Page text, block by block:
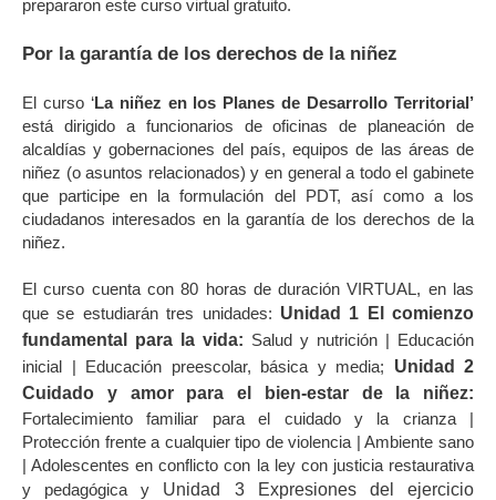
prepararon este curso virtual gratuito.
Por la garantía de los derechos de la niñez
El curso ‘La niñez en los Planes de Desarrollo Territorial’
está dirigido a funcionarios de oficinas de planeación de
alcaldías y gobernaciones del país, equipos de las áreas de
niñez (o asuntos relacionados) y en general a todo el gabinete
que participe en la formulación del PDT, así como a los
ciudadanos interesados en la garantía de los derechos de la
niñez.
El curso cuenta con 80 horas de duración VIRTUAL, en las
que se estudiarán tres unidades: Unidad 1
El comienzo
fundamental para la vida: Salud y nutrición | Educación
inicial | Educación preescolar, básica y media; Unidad 2
Cuidado y amor para el bien-estar de la niñez:
Fortalecimiento familiar para el cuidado y la crianza |
Protección frente a cualquier tipo de violencia | Ambiente sano
| Adolescentes en conflicto con la ley con justicia restaurativa
y pedagógica y Unidad 3 Expresiones del ejercicio